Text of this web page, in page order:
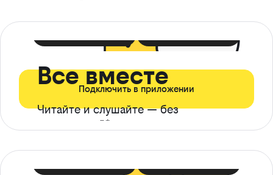
Все вместе
Читайте и слушайте — без
ограничений*
Подключить в приложении